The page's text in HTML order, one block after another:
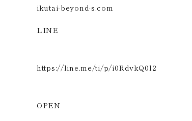
ikutai-beyond-s.com
LINE
https://line.me/ti/p/i0RdvkQ0l2
OPEN